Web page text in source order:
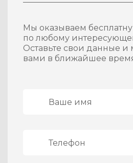
Мы оказываем
по любому
Оставьте свои данные
вами в ближайшее